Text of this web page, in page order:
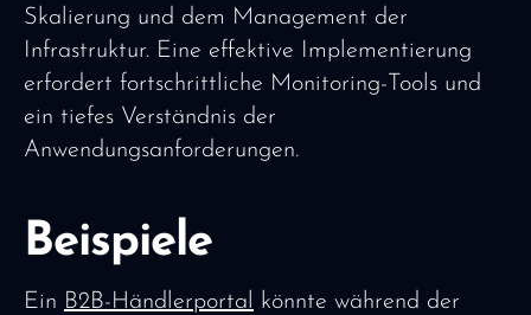
Skalierung und dem Management der
Infrastruktur. Eine effektive Implementierung
erfordert fortschrittliche Monitoring-Tools und
ein tiefes Verständnis der
Anwendungsanforderungen.
Beispiele
Ein B2B-Händlerportal könnte während der